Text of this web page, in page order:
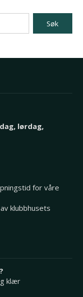
lørdag,
for våre
klubbhusets
klær